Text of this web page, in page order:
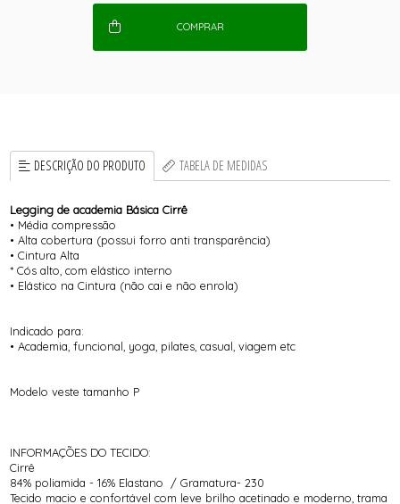
COMPRAR
DESCRIÇÃO DO PRODUTO TABELA DE MEDIDAS
Legging de academia Básica Cirrê
• Média compressão
• Alta cobertura (possui forro anti transparência)
• Cintura Alta
* Cós alto, com elástico interno
• Elástico na Cintura (não cai e não enrola)
Indicado para:
• Academia, funcional, yoga, pilates, casual, viagem etc
Modelo veste tamanho P
INFORMAÇÕES DO TECIDO:
Cirrê
84% poliamida - 16% Elastano / Gramatura- 230
Tecido macio e confortável com leve brilho acetinado e moderno, trama